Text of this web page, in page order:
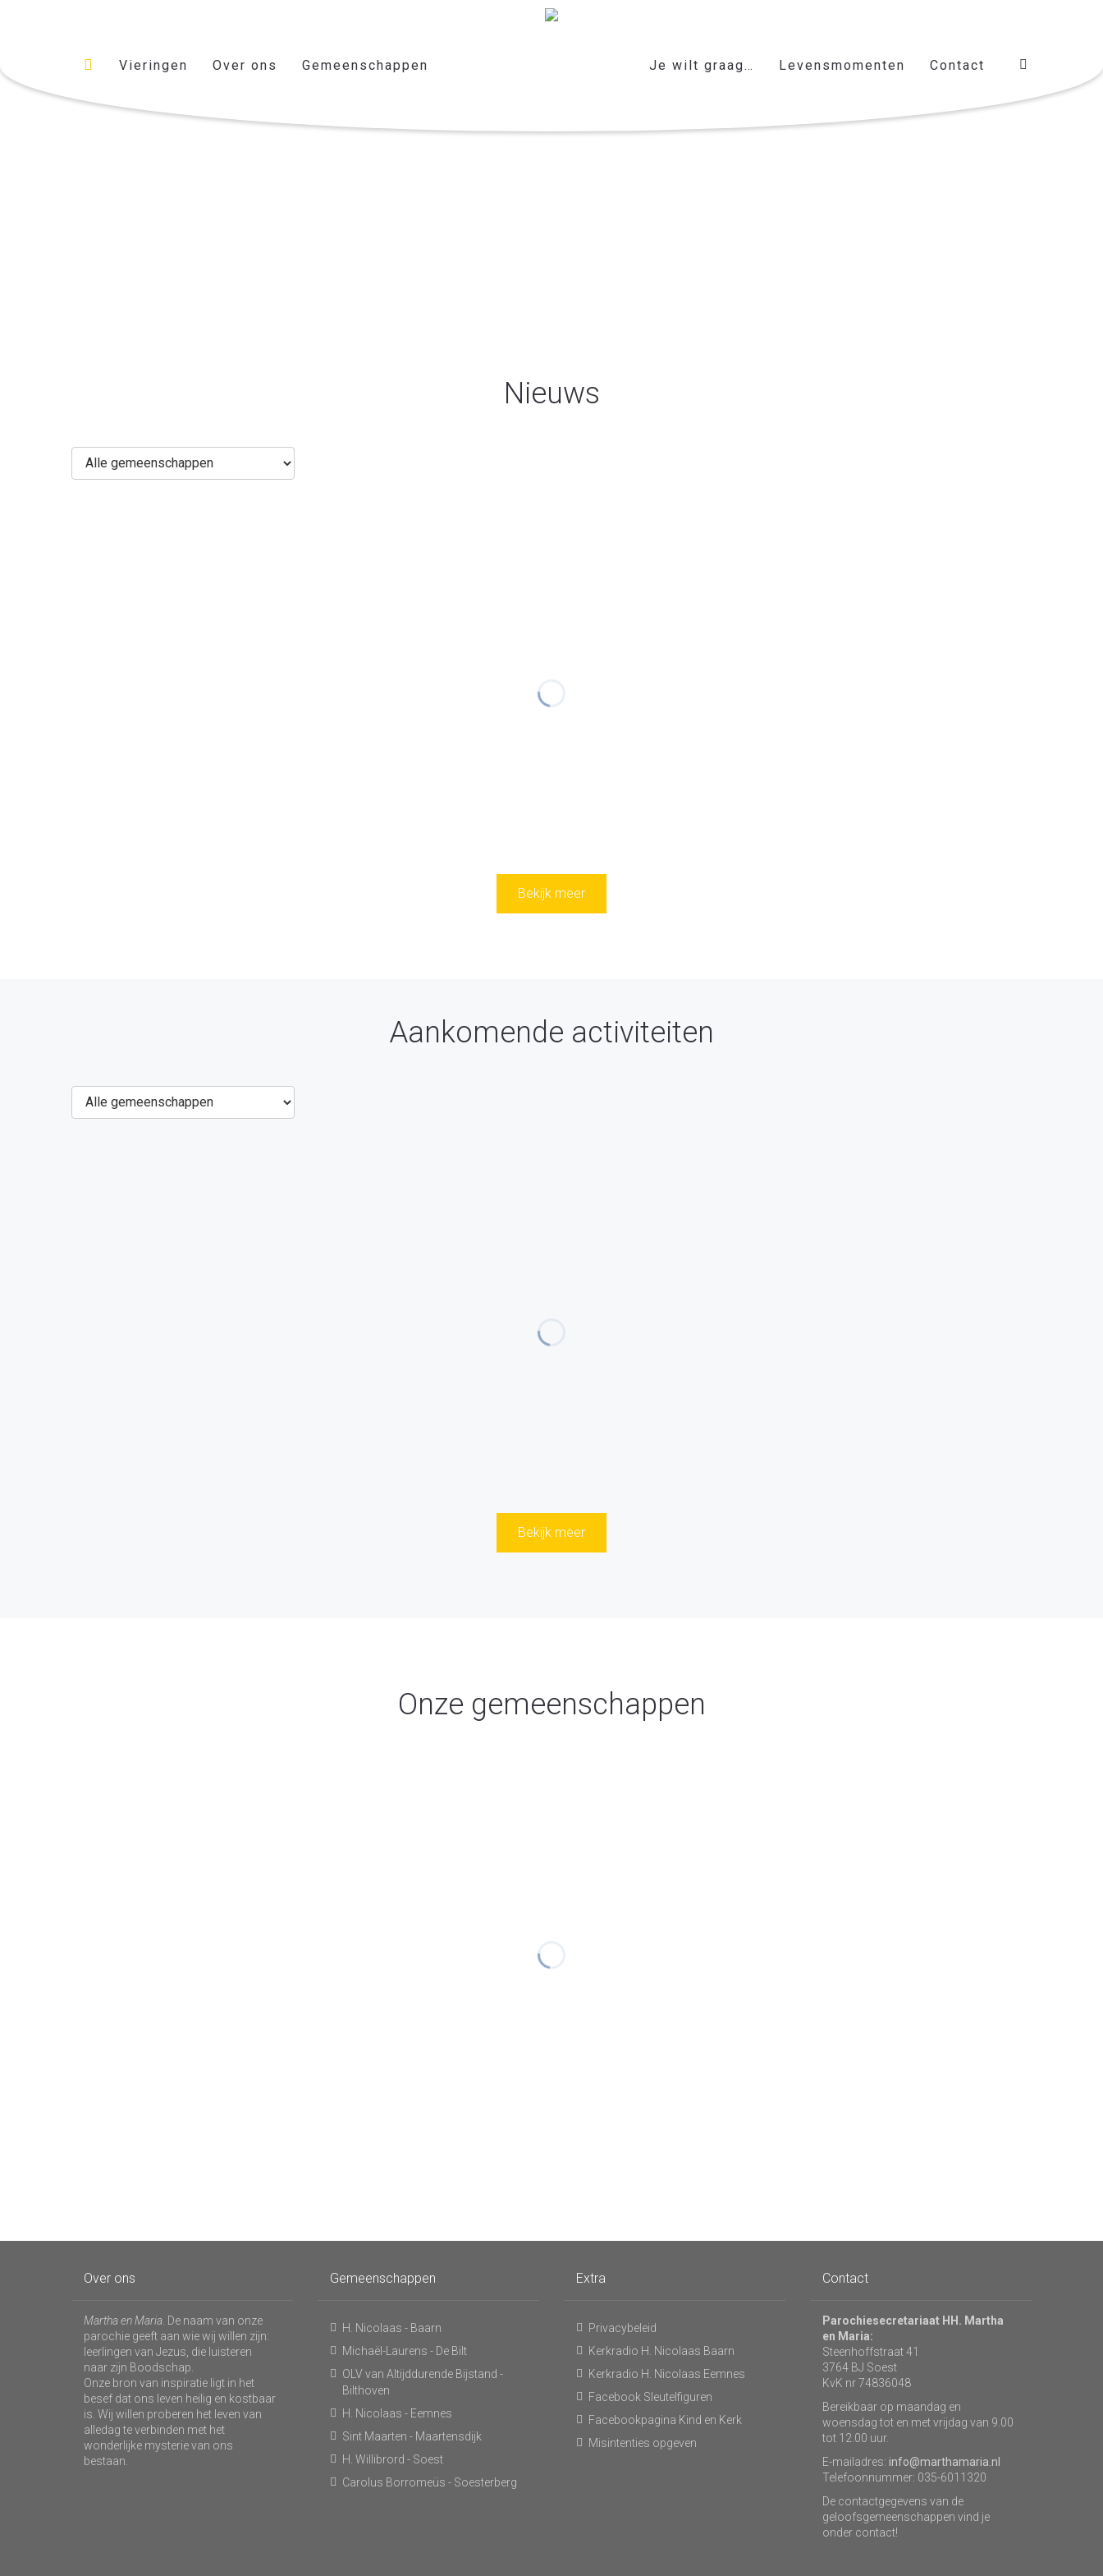
Vieringen Over ons Gemeenschappen Je wilt graag… Levensmomenten Contact
Nieuws
Bekijk meer
Aankomende activiteiten
Bekijk meer
Onze gemeenschappen
Over ons
Martha en Maria . De naam van onze
parochie geeft aan wie wij willen zijn:
leerlingen van Jezus, die luisteren
naar zijn Boodschap.
Onze bron van inspiratie ligt in het
besef dat ons leven heilig en kostbaar
is. Wij willen proberen het leven van
alledag te verbinden met het
wonderlijke mysterie van ons
bestaan.
Gemeenschappen
H. Nicolaas - Baarn
Michaël-Laurens - De Bilt
OLV van Altijddurende Bijstand -
Bilthoven
H. Nicolaas - Eemnes
Sint Maarten - Maartensdijk
H. Willibrord - Soest
Carolus Borromeüs - Soesterberg
Extra
Privacybeleid
Kerkradio H. Nicolaas Baarn
Kerkradio H. Nicolaas Eemnes
Facebook Sleutelfiguren
Facebookpagina Kind en Kerk
Misintenties opgeven
Contact
Parochiesecretariaat HH. Martha
en Maria:
Steenhoffstraat 41
3764 BJ Soest
KvK nr 74836048
Bereikbaar op maandag en
woensdag tot en met vrijdag van 9.00
tot 12.00 uur.
E-mailadres: info@marthamaria.nl
Telefoonnummer: 035-6011320
De contactgegevens van de
geloofsgemeenschappen vind je
onder contact!